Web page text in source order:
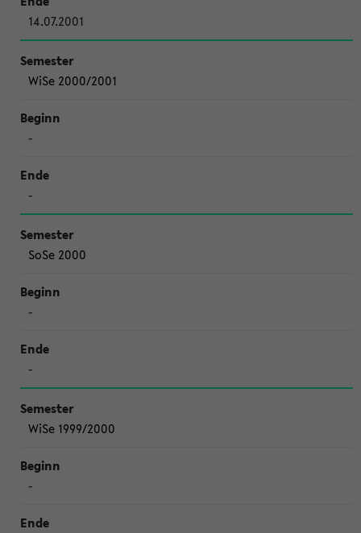
14.07.2001
WiSe 2000/2001
-
-
SoSe 2000
-
-
WiSe 1999/2000
-